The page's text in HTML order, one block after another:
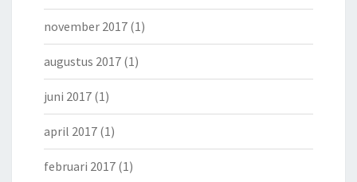
november 2017 (1)
augustus 2017 (1)
juni 2017 (1)
april 2017 (1)
februari 2017 (1)